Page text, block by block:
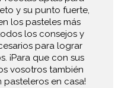
y su punto fuerte,
los pasteles más
los consejos y
para lograr
¡Para que con sus
vosotros también
en casa!